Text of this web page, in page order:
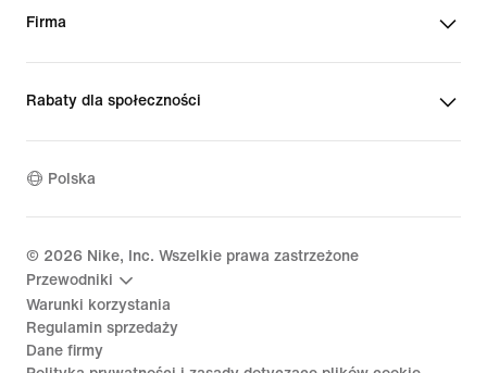
Firma
Rabaty dla społeczności
Polska
© 2026 Nike, Inc. Wszelkie prawa zastrzeżone
Przewodniki
Warunki korzystania
Regulamin sprzedaży
Dane firmy